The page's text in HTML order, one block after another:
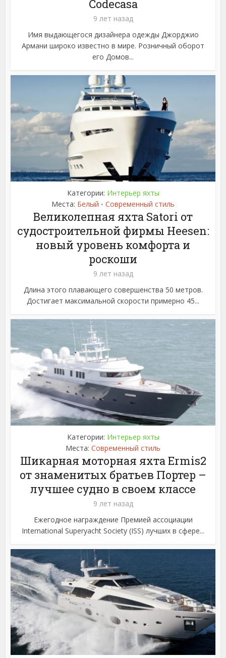
Codecasa
9 лет назад
Имя выдающегося дизайнера одежды Джорджио
Армани широко известно в мире. Розничный оборот
его Домов...
Категории: Интерьер яхты
Места: Белый • Современный стиль
Великолепная яхта Satori от
судостроительной фирмы Heesen:
новый уровень комфорта и
роскоши
9 лет назад
Длина этого плавающего совершенства 50 метров.
Достигает максимальной скорости примерно 45...
Категории: Интерьер яхты
Места: Современный стиль
Шикарная моторная яхта Ermis2
от знаменитых братьев Портер –
лучшее судно в своем классе
9 лет назад
Ежегодное награждение Премией ассоциации
International Superyacht Society (ISS) лучших в сфере...